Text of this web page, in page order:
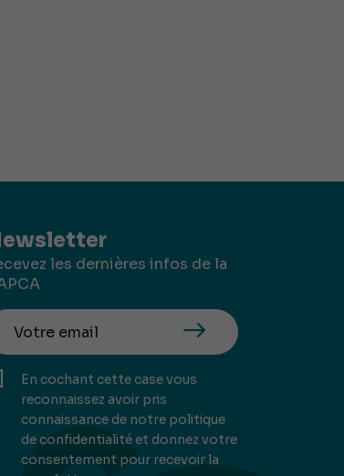
les dernières infos de la
En cochant cette case vous
reconnaissez avoir pris
connaissance de notre politique
de confidentialité et donnez votre
consentement pour recevoir la